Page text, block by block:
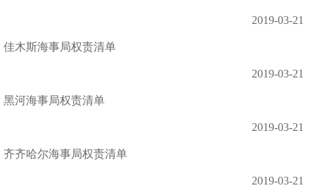
2019-03-21
2019-03-21
佳木斯海事局权责清单
2019-03-21
黑河海事局权责清单
2019-03-21
齐齐哈尔海事局权责清单